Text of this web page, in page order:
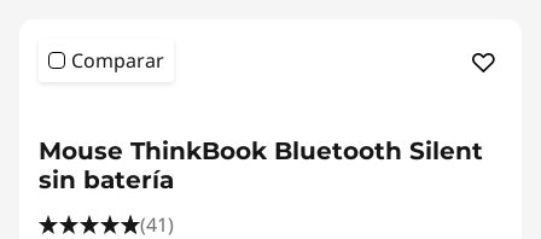
Comparar
Mouse ThinkBook Bluetooth Silent
sin batería
(41)